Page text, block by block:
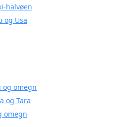
halvøen
og Usa
og omegn
og Tara
omegn